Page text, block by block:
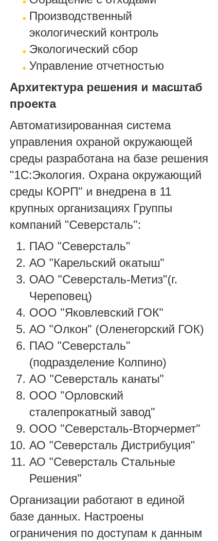
Производственный
экологический контроль
Экологический сбор
Управление отчетностью
Архитектура решения и масштаб
проекта
Автоматизированная система
управления охраной окружающей
среды разработана на базе решения
"1С:Экология. Охрана окружающий
среды КОРП" и внедрена в 11
крупных организациях Группы
компаний "Северсталь":
ПАО "Северсталь"
АО "Карельский окатыш"
ОАО "Северсталь-Метиз"(г.
Череповец)
ООО "Яковлевский ГОК"
АО "Олкон" (Оленегорский ГОК)
ПАО "Северсталь"
(подразделение Колпино)
АO "Северсталь канаты"
ООО "Орловский
сталепрокатный завод"
ООО "Северсталь-Вторчермет"
АО "Северсталь Дистрибуция"
АО "Северсталь Стальные
Решения"
Организации работают в единой
базе данных. Настроены
ограничения по доступам к данным